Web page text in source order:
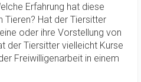
Erfahrung hat diese
Tieren? Hat der Tiersitter
oder ihre Vorstellung von
der Tiersitter vielleicht Kurse
Freiwilligenarbeit in einem